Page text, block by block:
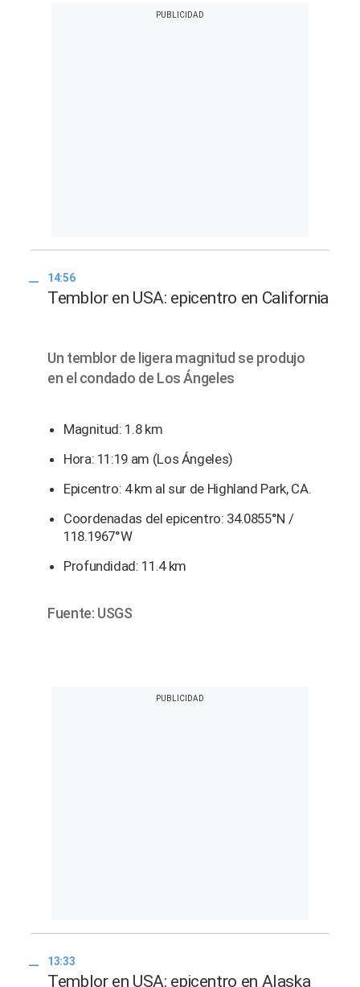
14:56
Temblor en USA: epicentro en California
Un temblor de ligera magnitud se produjo
en el condado de Los Ángeles
Magnitud: 1.8 km
Hora: 11:19 am (Los Ángeles)
Epicentro: 4 km al sur de Highland Park, CA.
Coordenadas del epicentro: 34.0855°N /
118.1967°W
Profundidad: 11.4 km
Fuente: USGS
13:33
Temblor en USA: epicentro en Alaska